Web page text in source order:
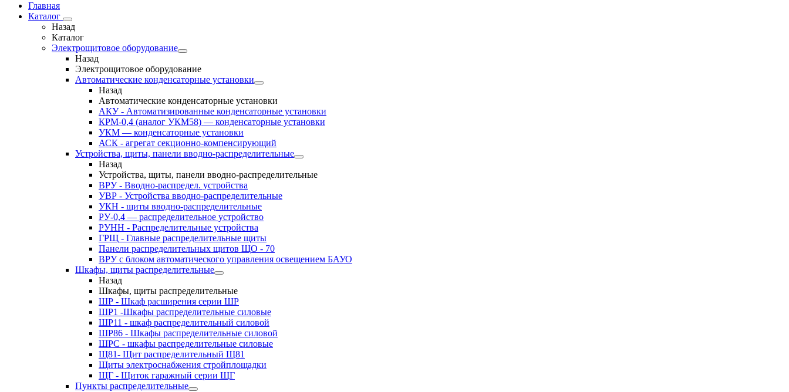
Главная
Каталог
Назад
Каталог
Электрощитовое оборудование
Назад
Электрощитовое оборудование
Автоматические конденсаторные установки
Назад
Автоматические конденсаторные установки
АКУ - Автоматизированные конденсаторные установки
КРМ-0,4 (аналог УКМ58) — конденсаторные установки
УКМ — конденсаторные установки
АСК - агрегат секционно-компенсирующий
Устройства, щиты, панели вводно-распределительные
Назад
Устройства, щиты, панели вводно-распределительные
ВРУ - Вводно-распредел. устройства
УВР - Устройства вводно-распределительные
УКН - щиты вводно-распределительные
РУ-0,4 — распределительное устройство
РУНН - Распределительные устройства
ГРЩ - Главные распределительные щиты
Панели распределительных щитов ЩО - 70
ВРУ с блоком автоматического управления освещением БАУО
Шкафы, щиты распределительные
Назад
Шкафы, щиты распределительные
ШР - Шкаф расширения серии ШР
ШР1 -Шкафы распределительные силовые
ШР11 - шкаф распределительный силовой
ШР86 - Шкафы распределительные силовой
ШРС - шкафы распределительные силовые
Щ81- Щит распределительный Щ81
Щиты электроснабжения стройплощадки
ЩГ - Щиток гаражный серии ЩГ
Пункты распределительные